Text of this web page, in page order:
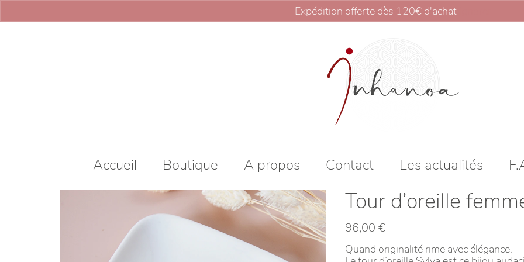
Expédition offerte dès 120€ d'achat
Accueil Boutique A propos Contact Les actualités
Tour d’oreille
96,00 €
Quand originalité rime avec élégance.